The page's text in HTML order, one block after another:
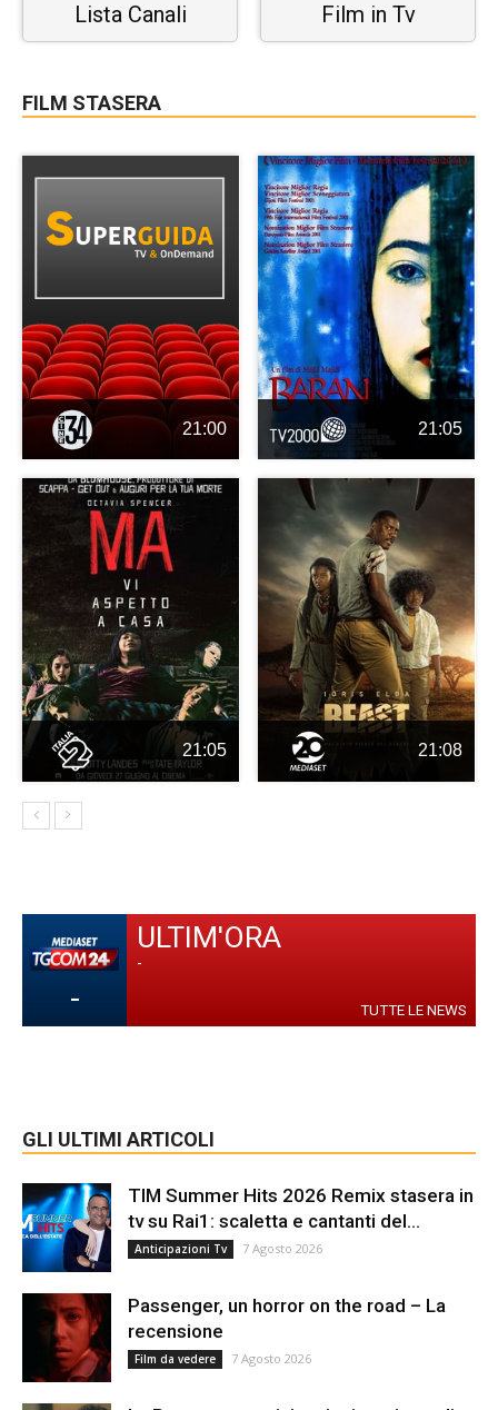
Lista Canali Film in Tv
FILM STASERA
21:00 21:05
21:05 21:08
-
ULTIM'ORA
-
TUTTE LE NEWS
GLI ULTIMI ARTICOLI
TIM Summer Hits 2026 Remix stasera in
tv su Rai1: scaletta e cantanti del...
Anticipazioni Tv 7 Agosto 2026
Passenger, un horror on the road – La
recensione
Film da vedere 7 Agosto 2026